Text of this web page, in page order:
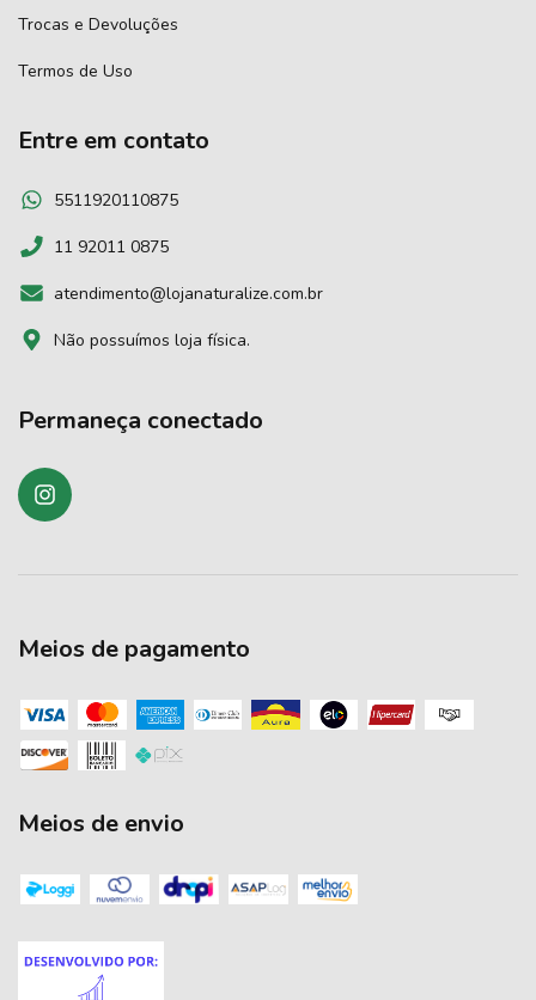
Trocas e Devoluções
Termos de Uso
Entre em contato
5511920110875
11 92011 0875
atendimento@lojanaturalize.com.br
Não possuímos loja física.
Permaneça conectado
Meios de pagamento
Meios de envio